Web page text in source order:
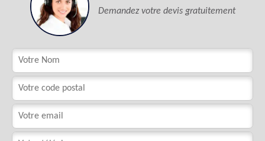
Demandez votre devis gratuitement